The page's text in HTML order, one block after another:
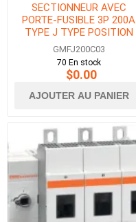
SECTIONNEUR AVEC
PORTE-FUSIBLE 3P 200A
TYPE J TYPE POSITION
GAUCHE
GMFJ200C03
70 En stock
$0.00
AJOUTER AU PANIER